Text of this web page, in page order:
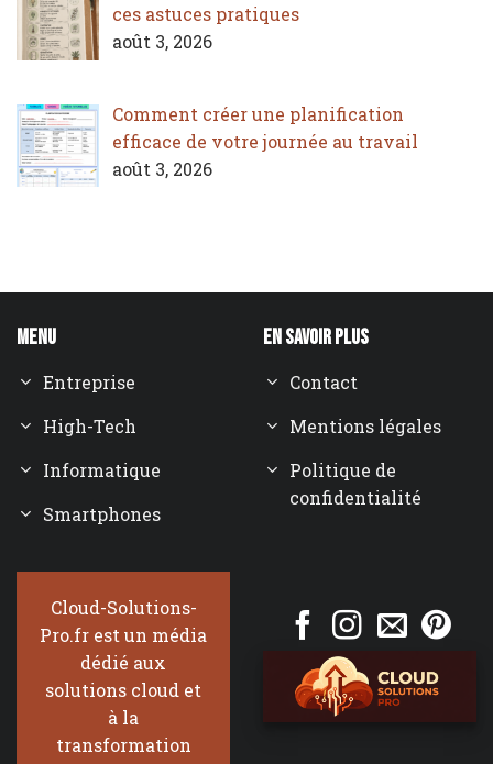
ces astuces pratiques
août 3, 2026
Comment créer une planification
efficace de votre journée au travail
août 3, 2026
Menu
Entreprise
High-Tech
Informatique
Smartphones
En savoir plus
Contact
Mentions légales
Politique de
confidentialité
Cloud-Solutions-
Pro.fr est un média
dédié aux
solutions cloud et
à la
transformation